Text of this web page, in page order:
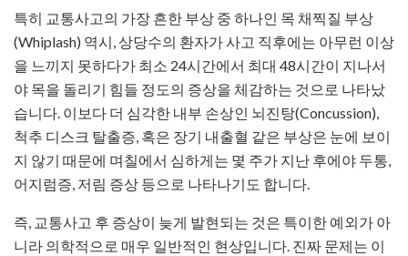
특히 교통사고의 가장 흔한 부상 중 하나인 목 채찍질 부상
(Whiplash) 역시, 상당수의 환자가 사고 직후에는 아무런 이상
을 느끼지 못하다가 최소 24시간에서 최대 48시간이 지나서
야 목을 돌리기 힘들 정도의 증상을 체감하는 것으로 나타났
습니다. 이보다 더 심각한 내부 손상인 뇌진탕(Concussion),
척추 디스크 탈출증, 혹은 장기 내출혈 같은 부상은 눈에 보이
지 않기 때문에 며칠에서 심하게는 몇 주가 지난 후에야 두통,
어지럼증, 저림 증상 등으로 나타나기도 합니다.
즉, 교통사고 후 증상이 늦게 발현되는 것은 특이한 예외가 아
니라 의학적으로 매우 일반적인 현상입니다. 진짜 문제는 이